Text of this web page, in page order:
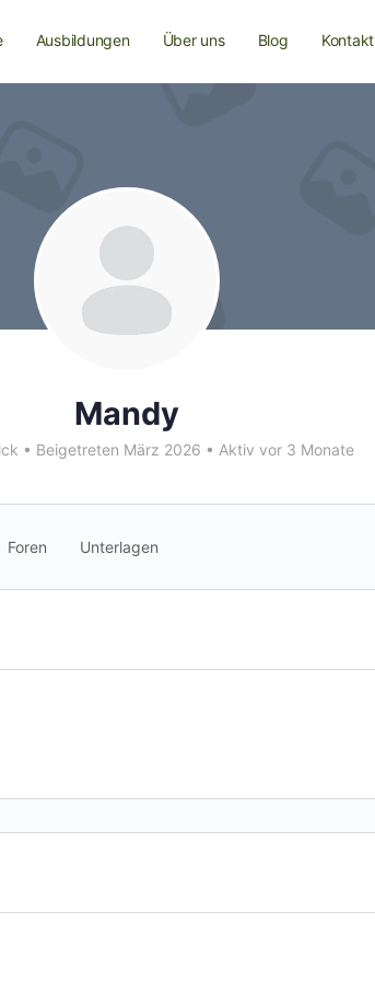
Ausbildungen Über uns Blog Kontakt
Mandy
• Beigetreten März 2026 • Aktiv vor 3 Monate
Foren Unterlagen